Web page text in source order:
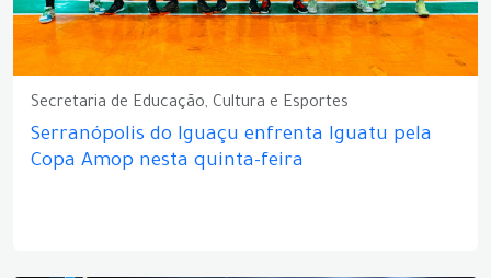
Secretaria de Educação, Cultura e Esportes
Serranópolis do Iguaçu enfrenta Iguatu pela
Copa Amop nesta quinta-feira